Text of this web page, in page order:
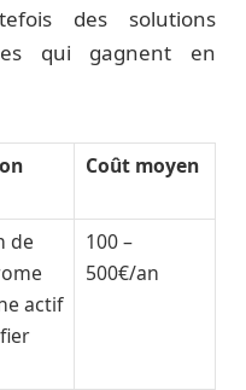
des solutions
qui gagnent en
Coût moyen
de
actif
100 –
500€/an